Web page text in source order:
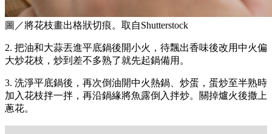
圖／將花枝畫出格狀切痕。取自Shutterstock
2. 把油和大蒜丟進平底鍋後開小火，待飄出香味後改用中火偏
大炒花枝，炒到差不多熟了就先起鍋備用。
3. 洗淨平底鍋後，再次倒油開中火熱鍋、炒蛋，蛋炒至半熟時
加入花枝拌一拌，再沿鍋緣將魚露倒入拌炒。關掉爐火後撒上
蔥花。